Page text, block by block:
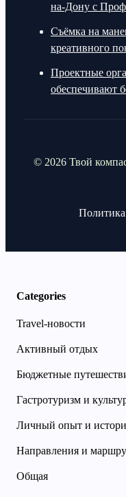
на-Дону с
Съёмка на
креативного
Проектные
обеспечивают
© 2026 Твой
Categories
Travel-новости
Активный отдых
Бюджетные
Гастротуризм и
Личный опыт и
Направления и
Общая